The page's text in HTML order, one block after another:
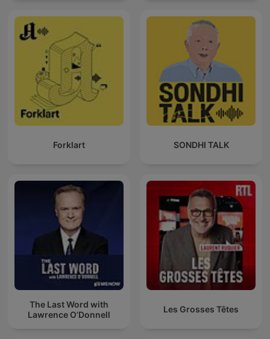
Forklart SONDHI TALK
The Last Word with
Lawrence O’Donnell
Les Grosses Têtes